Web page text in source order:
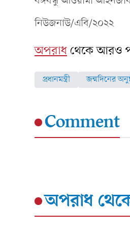
নিউজনাউ/এবি/২০২২
অপরাধথেকে আরও
প্রধানমন্ত্রী জন্মদিনের
Comment
অপরাধ